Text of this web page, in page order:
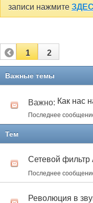
записи нажмите
1 2
Важные темы
Важно: Как нас
Последнее
Тем
Сетевой фильтр
Последнее
Революция в